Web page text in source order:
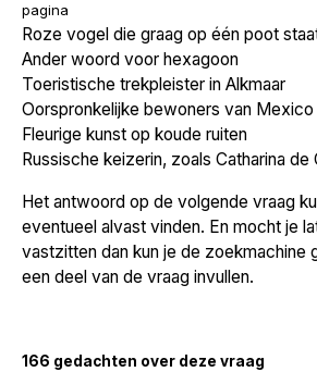
pagina
Roze vogel die graag op één poot
Ander woord voor hexagoon
Toeristische trekpleister in Alkmaar
Oorspronkelijke bewoners van Mexico
Fleurige kunst op koude ruiten
Russische keizerin, zoals Catharina de
Het antwoord op de volgende vraag
eventueel alvast vinden. En mocht je
vastzitten dan kun je de zoekmachine
een deel van de vraag invullen.
166 gedachten over deze vraag